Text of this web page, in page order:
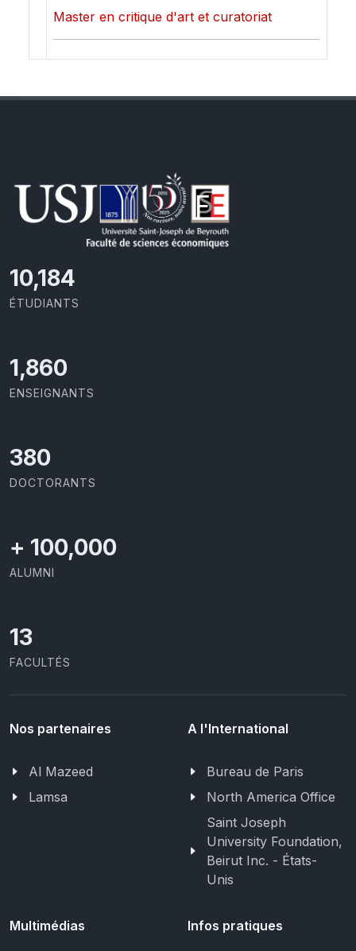
Master en critique d'art et curatoriat
10,801
ÉTUDIANTS
1,973
ENSEIGNANTS
403
DOCTORANTS
+ 100,000
ALUMNI
13
FACULTÉS
Nos partenaires
Al Mazeed
Lamsa
A l'International
Bureau de Paris
North America Office
Saint Joseph
University Foundation,
Beirut Inc. - États-
Unis
Multimédias Infos pratiques